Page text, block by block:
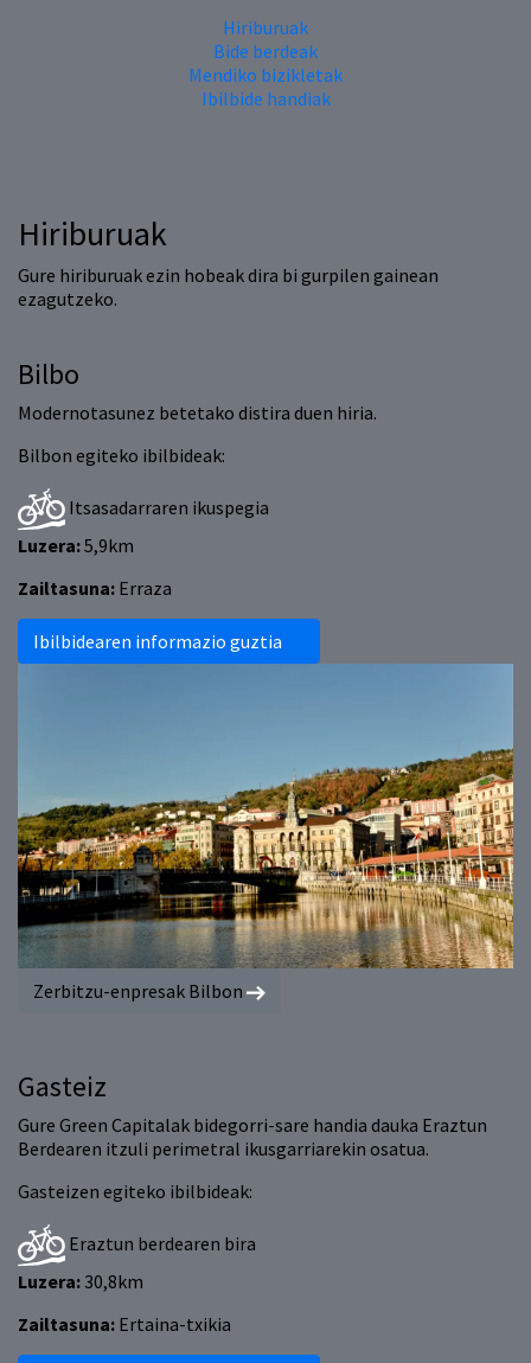
Hiriburuak
Bide berdeak
Mendiko bizikletak
Ibilbide handiak
Hiriburuak
Gure hiriburuak ezin hobeak dira bi gurpilen gainean
ezagutzeko.
Bilbo
Modernotasunez betetako distira duen hiria.
Bilbon egiteko ibilbideak:
Itsasadarraren ikuspegia
Luzera:5,9km
Zailtasuna: Erraza
Ibilbidearen informazio guztia
Zerbitzu-enpresak Bilbon
Gasteiz
Gure Green Capitalak bidegorri-sare handia dauka Eraztun
Berdearen itzuli perimetral ikusgarriarekin osatua.
Gasteizen egiteko ibilbideak:
Eraztun berdearen bira
Luzera: 30,8km
Zailtasuna: Ertaina-txikia